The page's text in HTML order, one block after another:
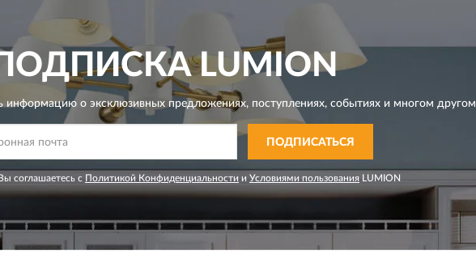
LUMION
информацию о эксклюзивных предложениях,поступлениях, событиях и многом другом
ПОДПИСАТЬСЯ
соглашаетесь с Политикой Конфиденциальности и Условиями пользования LUMION